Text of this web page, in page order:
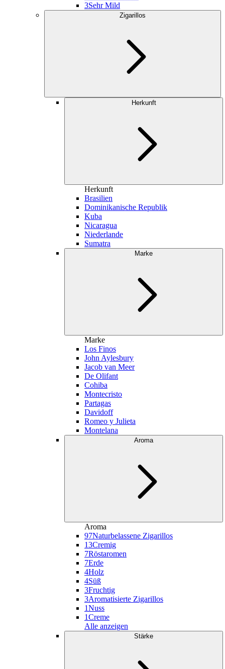
3Sehr Mild
Zigarillos
Herkunft
Herkunft
Brasilien
Dominikanische Republik
Kuba
Nicaragua
Niederlande
Sumatra
Marke
Marke
Los Finos
John Aylesbury
Jacob van Meer
De Olifant
Cohiba
Montecristo
Partagas
Davidoff
Romeo y Julieta
Montelana
Aroma
Aroma
97Naturbelassene Zigarillos
13Cremig
7Röstaromen
7Erde
4Holz
4Süß
3Fruchtig
3Aromatisierte Zigarillos
1Nuss
1Creme
Alle anzeigen
Stärke